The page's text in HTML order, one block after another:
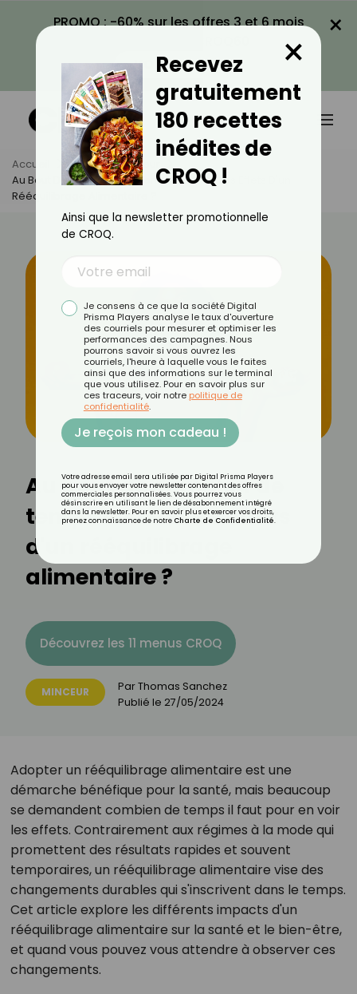
PROMO : -60% sur les offres 3 et 6 mois
VOIR LA PROMO
×
Accueil Actus
Minceur
Au Bout De Combien De Temps Voit-On Les Effets D'un
Rééquilibrage Alimentaire ?
Au bout de combien de
temps voit-on les effets
d'un rééquilibrage
alimentaire ?
Découvrez les 11 menus CROQ
MINCEUR ParThomas Sanchez
Publié le 27/05/2024
Adopter un rééquilibrage alimentaire est une
démarche bénéfique pour la santé, mais beaucoup
se demandent combien de temps il faut pour en voir
les effets. Contrairement aux régimes à la mode qui
promettent des résultats rapides et souvent
temporaires, un rééquilibrage alimentaire vise des
changements durables qui s'inscrivent dans le temps.
Cet article explore les différents impacts d'un
rééquilibrage alimentaire sur la santé et le bien-être,
et quand vous pouvez vous attendre à observer ces
changements.
Recevez
gratuitement
180 recettes
inédites de
CROQ !
×
Ainsi que la newsletter promotionnelle
de CROQ.
Je consens à ce que la société Digital
Prisma Players analyse le taux d'ouverture
des courriels pour mesurer et optimiser les
performances des campagnes. Nous
pourrons savoir si vous ouvrez les
courriels, l'heure à laquelle vous le faites
ainsi que des informations sur le terminal
que vous utilisez. Pour en savoir plus sur
ces traceurs, voir notre politique de
confidentialité.
Je reçois mon cadeau !
Votre adresse email sera utilisée par Digital Prisma Players
pour vous envoyer votre newsletter contenant des offres
commerciales personnalisées. Vous pourrez vous
désinscrire en utilisant le lien de désabonnement intégré
dans la newsletter. Pour en savoir plus et exercer vos droits,
prenez connaissance de notre Charte de Confidentialité.